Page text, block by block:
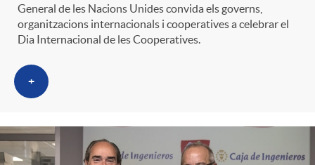
General de les Nacions Unides convida els governs,
organitzacions internacionals i cooperatives a celebrar el
Dia Internacional de les Cooperatives.
+